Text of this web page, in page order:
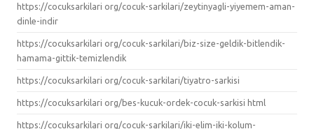
https://cocuksarkilari org/cocuk-sarkilari/zeytinyagli-yiyemem-aman-
dinle-indir
https://cocuksarkilari org/cocuk-sarkilari/biz-size-geldik-bitlendik-
hamama-gittik-temizlendik
https://cocuksarkilari org/cocuk-sarkilari/tiyatro-sarkisi
https://cocuksarkilari org/bes-kucuk-ordek-cocuk-sarkisi html
https://cocuksarkilari org/cocuk-sarkilari/iki-elim-iki-kolum-